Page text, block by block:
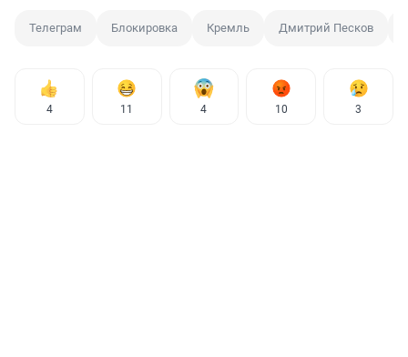
Телеграм Блокировка Кремль Дмитрий Песков
4 11 4 10 3